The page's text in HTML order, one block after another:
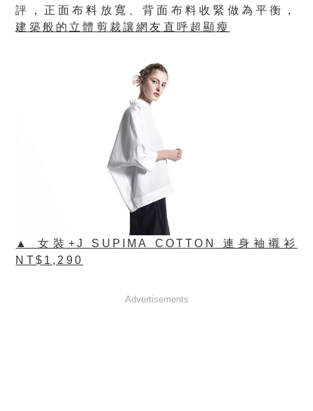
評，正面布料放寬、背面布料收緊做為平衡，
建築般的立體剪裁讓網友直呼超顯瘦
▲ 女裝+J SUPIMA COTTON 連身袖襯衫
NT$1,290
Advertisements